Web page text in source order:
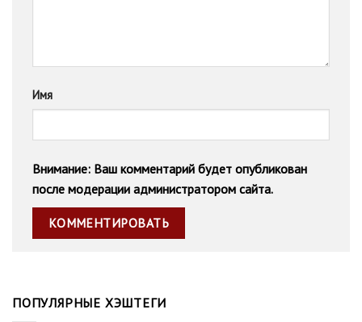
Имя
Внимание: Ваш комментарий будет опубликован
после модерации администратором сайта.
ПОПУЛЯРНЫЕ ХЭШТЕГИ